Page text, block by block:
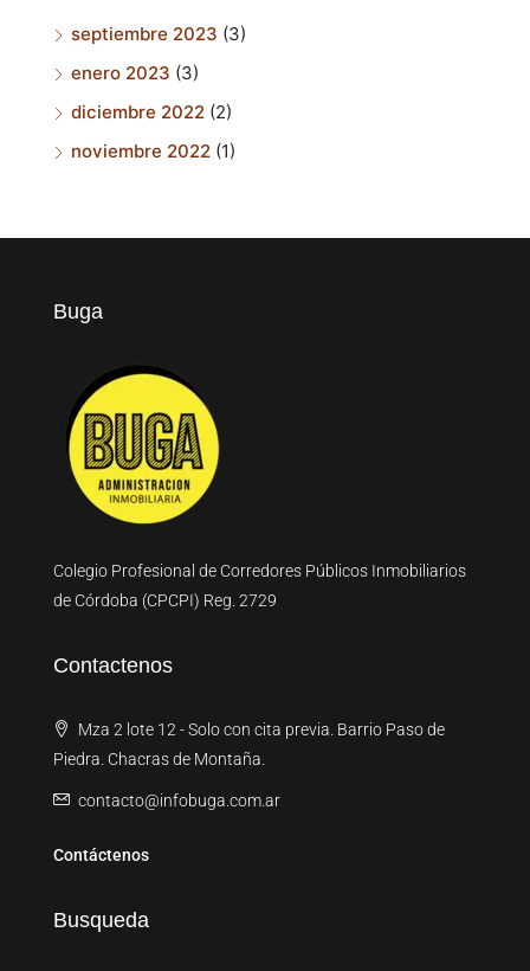
septiembre 2023 (3)
enero 2023 (3)
diciembre 2022 (2)
noviembre 2022 (1)
Buga
Colegio Profesional de Corredores Públicos Inmobiliarios
de Córdoba (CPCPI) Reg. 2729
Contactenos
Mza 2 lote 12 - Solo con cita previa. Barrio Paso de
Piedra. Chacras de Montaña.
contacto@infobuga.com.ar
Contáctenos
Busqueda